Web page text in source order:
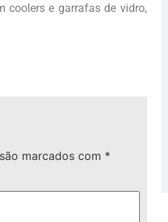
coolers e garrafas de vidro,
marcados com *